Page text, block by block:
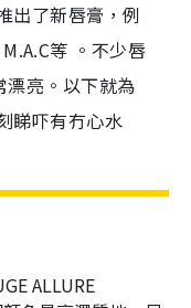
出了新唇膏，例
等 。不少唇
漂亮。以下就為
睇吓有冇心水
ALLURE